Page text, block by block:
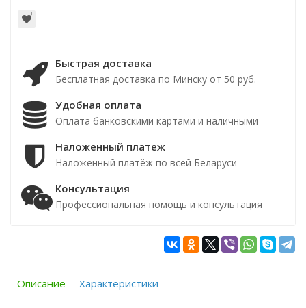
Быстрая доставка
Бесплатная доставка по Минску от 50 руб.
Удобная оплата
Оплата банковскими картами и наличными
Наложенный платеж
Наложенный платёж по всей Беларуси
Консультация
Профессиональная помощь и консультация
Описание Характеристики